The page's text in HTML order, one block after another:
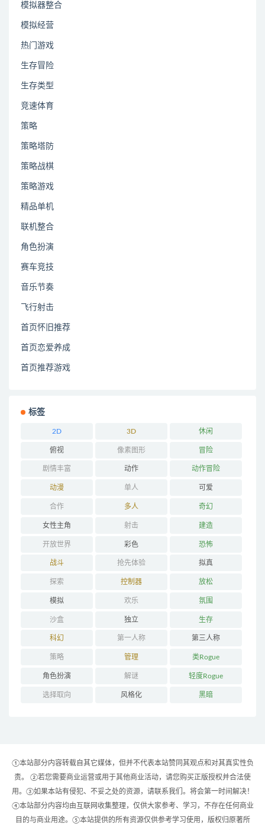
模拟器整合
模拟经营
热门游戏
生存冒险
生存类型
竞速体育
策略
策略塔防
策略战棋
策略游戏
精品单机
联机整合
角色扮演
赛车竞技
音乐节奏
飞行射击
首页怀旧推荐
首页恋爱养成
首页推荐游戏
标签
2D 3D 休闲
俯视 像素图形 冒险
剧情丰富 动作 动作冒险
动漫 单人 可爱
合作 多人 奇幻
女性主角 射击 建造
开放世界 彩色 恐怖
战斗 抢先体验 拟真
探索 控制器 放松
模拟 欢乐 氛围
沙盒 独立 生存
科幻 第一人称 第三人称
策略 管理 类Rogue
角色扮演 解谜 轻度Rogue
选择取向 风格化 黑暗
①本站部分内容转载自其它媒体，但并不代表本站赞同其观点和对其真实性负
责。 ②若您需要商业运营或用于其他商业活动，请您购买正版授权并合法使
用。③如果本站有侵犯、不妥之处的资源，请联系我们。将会第一时间解决！
④本站部分内容均由互联网收集整理，仅供大家参考、学习，不存在任何商业
目的与商业用途。⑤本站提供的所有资源仅供参考学习使用，版权归原著所